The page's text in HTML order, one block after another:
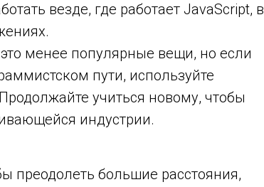
везде, где работает JavaScript, в
это менее популярные вещи, но если
пути, используйте
учиться новому, чтобы
индустрии.
преодолеть большие расстояния,